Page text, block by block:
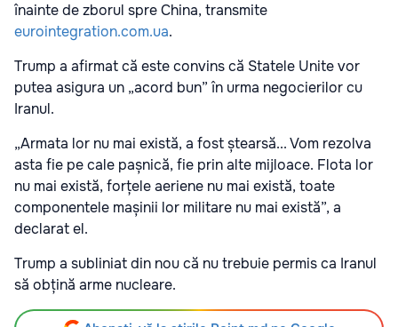
înainte de zborul spre China, transmite
eurointegration.com.ua.
Trump a afirmat că este convins că Statele Unite vor
putea asigura un „acord bun” în urma negocierilor cu
Iranul.
„Armata lor nu mai există, a fost ștearsă... Vom rezolva
asta fie pe cale pașnică, fie prin alte mijloace. Flota lor
nu mai există, forțele aeriene nu mai există, toate
componentele mașinii lor militare nu mai există”, a
declarat el.
Trump a subliniat din nou că nu trebuie permis ca Iranul
să obțină arme nucleare.